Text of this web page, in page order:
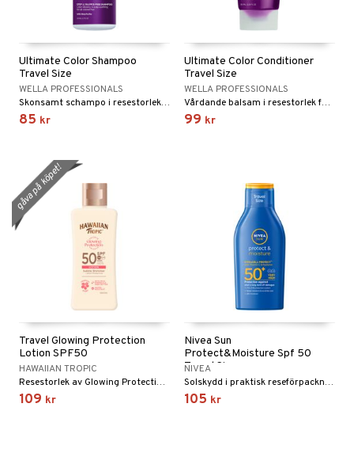
Ultimate Color Shampoo
Travel Size
WELLA PROFESSIONALS
Skonsamt schampo i resestorlek för färgat hår från Wella Professionals
85 kr
Ultimate Color Conditioner
Travel Size
WELLA PROFESSIONALS
Vårdande balsam i resestorlek för färgat hår från Wella Professionals
99 kr
Travel Glowing Protection
Lotion SPF50
HAWAIIAN TROPIC
Resestorlek av Glowing Protection Lotion SPF50
109 kr
gåva på köpet!
Nivea Sun
Protect&Moisture Spf 50
Travel Size
NIVEA
Solskydd i praktisk reseförpackning med spf 50+
105 kr